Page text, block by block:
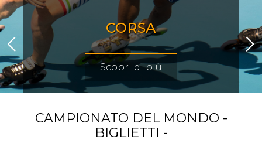
CORSA
Scopri di più
CAMPIONATO DEL MONDO -
BIGLIETTI -